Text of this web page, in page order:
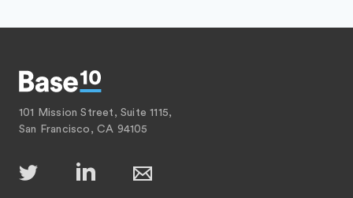
101 Mission Street, Suite 1115,
San Francisco, CA 94105